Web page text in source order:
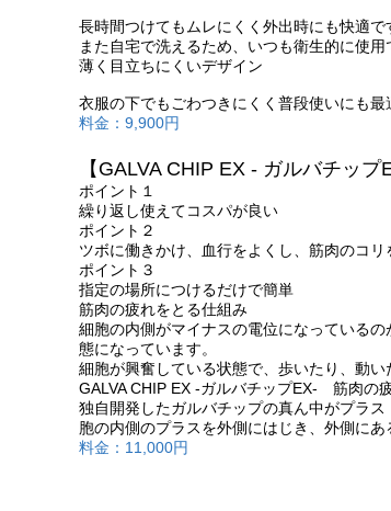
長時間つけてもムレにくく外出時にも快適で
また自宅で洗えるため、いつも衛生的に使用
薄く目立ちにくいデザイン
衣服の下でもごわつきにくく普段使いにも最
料金：9,900円
【GALVA CHIP EX - ガルバチップ
ポイント１
繰り返し使えてコスパが良い
ポイント２
ツボに働きかけ、血行をよくし、筋肉のコリ
ポイント３
指定の場所につけるだけで簡単
筋肉の疲れをとる仕組み
細胞の内側がマイナスの電位になっている
態になっています。
細胞が興奮している状態で、歩いたり、動
GALVA CHIP EX -ガルバチップEX- 筋肉の
独自開発したガルバチップの真ん中がプラ
胞の内側のプラスを外側にはじき、外側にあ
料金：11,000円